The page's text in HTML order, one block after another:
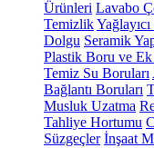
Ürünleri Lavabo
Temizlik
Dolgu Seramik
Plastik Boru ve Ek
Temiz Su Boruları
Bağlantı Boruları
Musluk Uzatma
Tahliye Hortumu
Süzgeçler İnşaat